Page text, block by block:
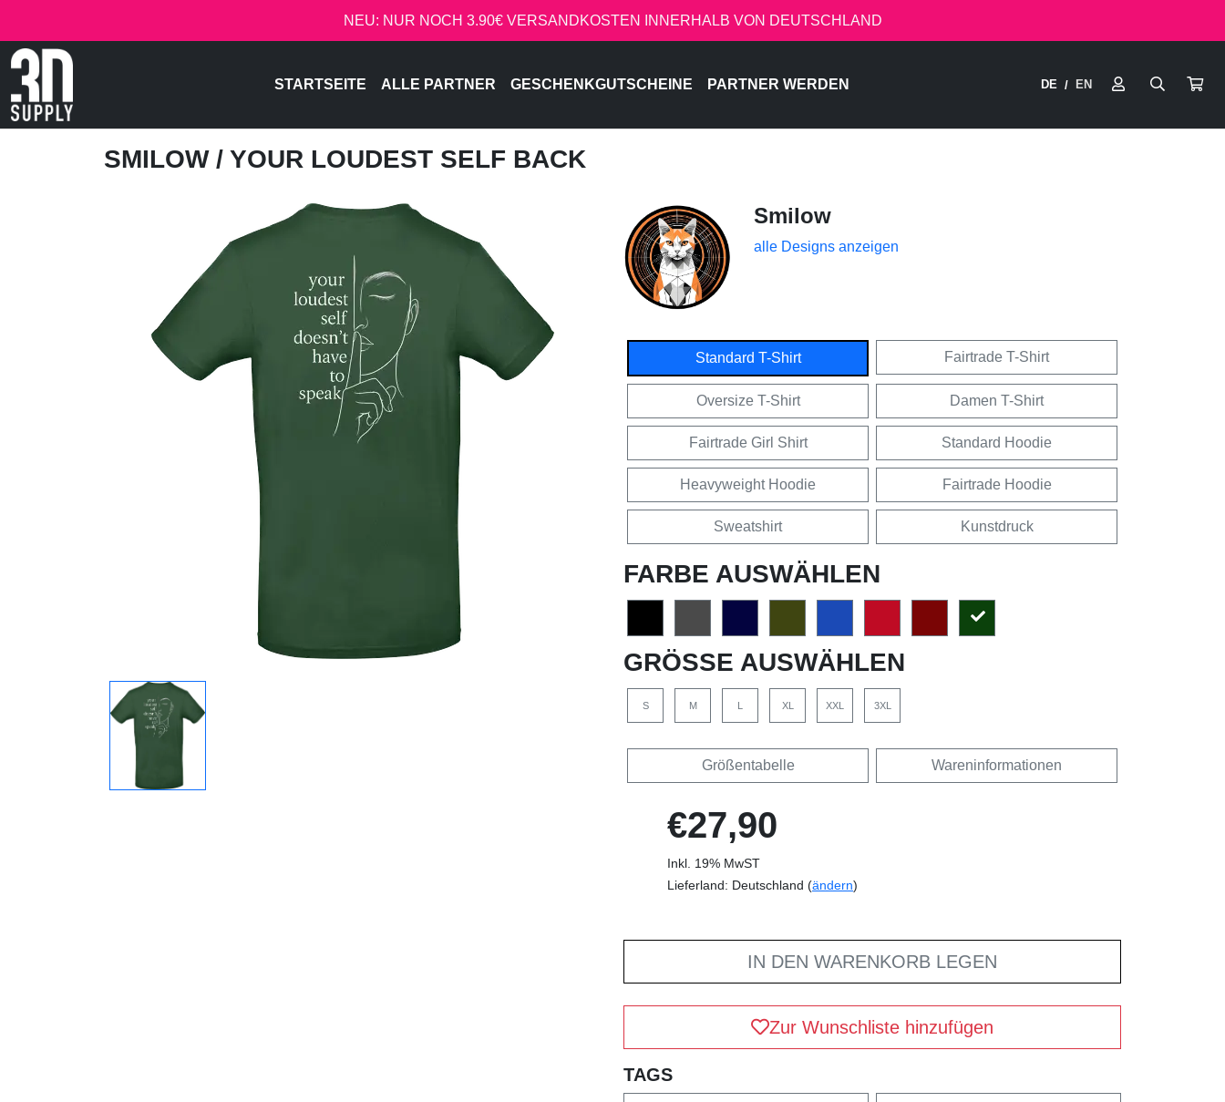
NEU: NUR NOCH 3.90€ VERSANDKOSTEN INNERHALB VON DEUTSCHLAND
STARTSEITE ALLE PARTNER GESCHENKGUTSCHEINE PARTNER WERDEN DE / EN
SMILOW / YOUR LOUDEST SELF BACK
Smilow
alle Designs anzeigen
Standard T-Shirt Fairtrade T-Shirt
Oversize T-Shirt Damen T-Shirt
Fairtrade Girl Shirt Standard Hoodie
Heavyweight Hoodie Fairtrade Hoodie
Sweatshirt Kunstdruck
FARBE AUSWÄHLEN
GRÖSSE AUSWÄHLEN
S M XL XXL 3XL
Größentabelle Wareninformationen
€27,90
Inkl. 19% MwST
Lieferland: Deutschland (ändern)
IN DEN WARENKORB LEGEN
Zur Wunschliste hinzufügen
TAGS